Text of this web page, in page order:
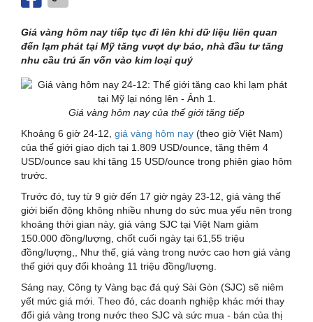
Giá vàng hôm nay tiếp tục đi lên khi dữ liệu liên quan
đến lạm phát tại Mỹ tăng vượt dự báo, nhà đầu tư tăng
nhu cầu trú ẩn vốn vào kim loại quý
Giá vàng hôm nay của thế giới tăng tiếp
Khoảng 6 giờ 24-12, giá vàng hôm nay (theo giờ Việt Nam)
của thế giới giao dịch tại 1.809 USD/ounce, tăng thêm 4
USD/ounce sau khi tăng 15 USD/ounce trong phiên giao hôm
trước.
Trước đó, tuy từ 9 giờ đến 17 giờ ngày 23-12, giá vàng thế
giới biến động không nhiều nhưng do sức mua yếu nên trong
khoảng thời gian này, giá vàng SJC tại Việt Nam giảm
150.000 đồng/lượng, chốt cuối ngày tại 61,55 triệu
đồng/lượng,, Như thế, giá vàng trong nước cao hơn giá vàng
thế giới quy đổi khoảng 11 triệu đồng/lượng.
Sáng nay, Công ty Vàng bạc đá quý Sài Gòn (SJC) sẽ niêm
yết mức giá mới. Theo đó, các doanh nghiệp khác mới thay
đổi giá vàng trong nước theo SJC và sức mua - bán của thị